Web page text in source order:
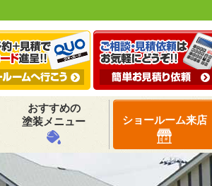
おすすめの
塗装メニュー
ショールーム来店